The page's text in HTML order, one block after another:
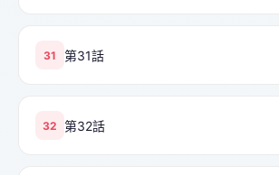
31 第31話
32 第32話